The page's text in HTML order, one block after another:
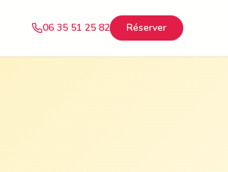
06 35 51 25 82 Réserver